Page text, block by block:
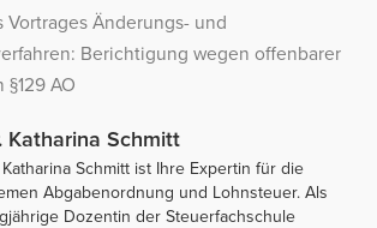
Vortrages Änderungs- und
Berichtigung wegen offenbarer
AO
Katharina Schmitt
Katharina Schmitt ist Ihre Expertin für die
Abgabenordnung und Lohnsteuer. Als
Dozentin der Steuerfachschule